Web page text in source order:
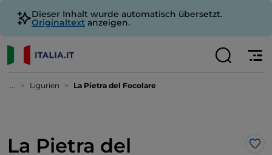
Dieser Inhalt wurde automatisch übersetzt.
Originaltext anzeigen.
... Ligurien La Pietra del Focolare
La Pietra del